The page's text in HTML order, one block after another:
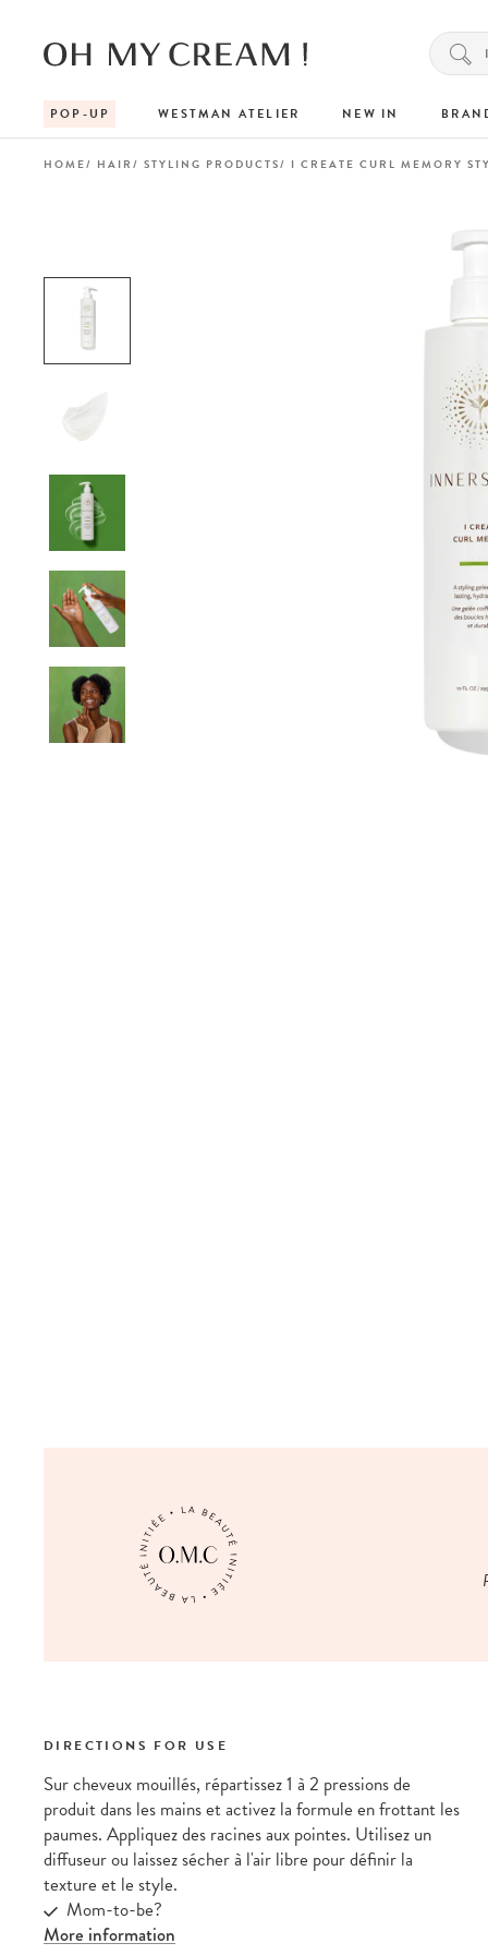
POP-UP WESTMAN ATELIER NEW IN
HOME HAIR STYLING PRODUCTS I CREATE CURL MEMORY
DIRECTIONS FOR USE
Sur cheveux mouillés, répartissez 1 à 2 pressions de
produit dans les mains et activez la formule en frottant les
paumes. Appliquez des racines aux pointes. Utilisez un
diffuseur ou laissez sécher à l'air libre pour définir la
texture et le style.
Mom-to-be?
More information